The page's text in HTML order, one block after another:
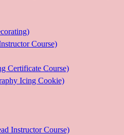
Course)
Certificate Course)
Icing Cookie)
Instructor Course)